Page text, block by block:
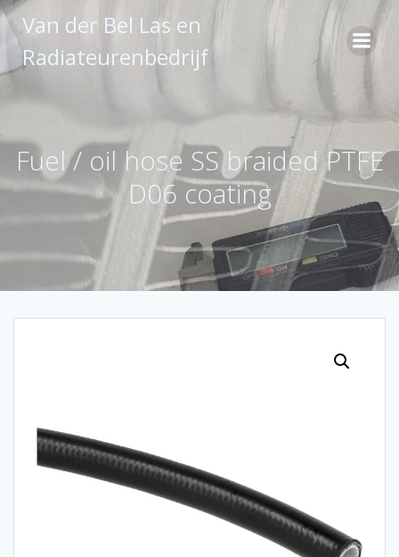
Ga
naar
inhoud
Van der Bel Las en
Radiateurenbedrijf
Fuel / oil hose SS braided PTFE
D06 coating